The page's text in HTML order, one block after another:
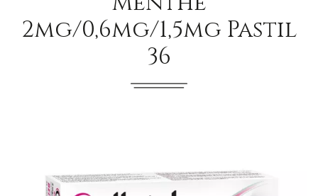
2mg/0,6mg/1,5mg Pastil
36